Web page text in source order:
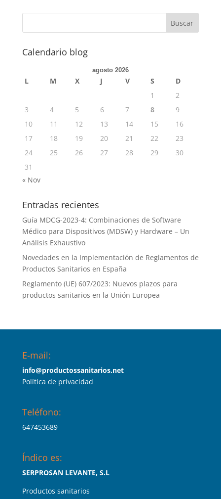
Calendario blog
agosto 2026
L M X J V S
D
1
2
3
4 5 6 7 8
9
10
11 12 13 14 15
16
17
18 19 20 21 22
23
24
25 26 27 28 29
30
31
« Nov
Entradas recientes
Guía MDCG-2023-4: Combinaciones de Software
Médico para Dispositivos (MDSW) y Hardware – Un
Análisis Exhaustivo
Novedades en la Implementación de Reglamentos de
Productos Sanitarios en España
Reglamento (UE) 607/2023: Nuevos plazos para
productos sanitarios en la Unión Europea
E-mail:
info@productossanitarios.net
Política de privacidad
Teléfono:
647453689
Índico es:
SERPROSAN LEVANTE, S.L
Productos sanitarios